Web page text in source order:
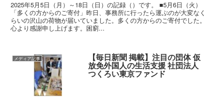
2025年5月5日（月）～18日（日）の記録（）です。 ■5月6日（火）
「多くの方からのご寄付」昨日、事務所に行ったら運ぶのが大変なく
らいの沢山の荷物が届いていました。多くの方からのご寄付でした。
心より感謝申し上げます。困窮...
メディア記事 【毎日新聞 掲載】注目の団体 仮
放免外国人の生活支援 社団法人
つくろい東京ファンド